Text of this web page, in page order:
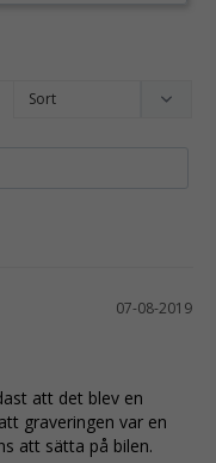
07-08-2019
att det blev en
graveringen var en
att sätta på bilen.